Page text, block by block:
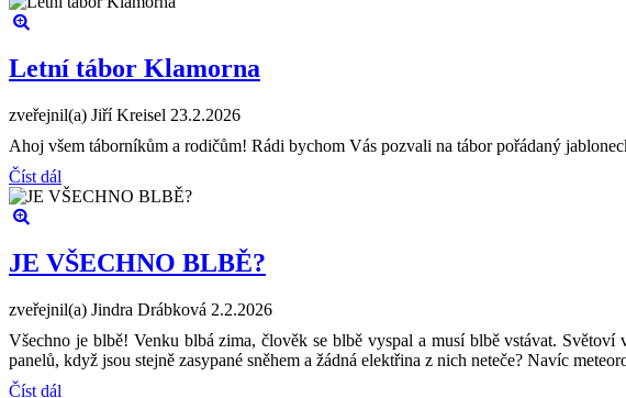
Letní tábor Klamorna
zveřejnil(a) Jiří Kreisel 23.2.2026
Ahoj všem táborníkům a rodičům! Rádi bychom Vás pozvali na tábor pořádaný
Číst dál
JE VŠECHNO BLBĚ?
zveřejnil(a) Jindra Drábková 2.2.2026
Všechno je blbě! Venku blbá zima, člověk se blbě vyspal a musí blbě vstávat.
panelů, když jsou stejně zasypané sněhem a žádná elektřina z nich neteče? Navíc
Číst dál